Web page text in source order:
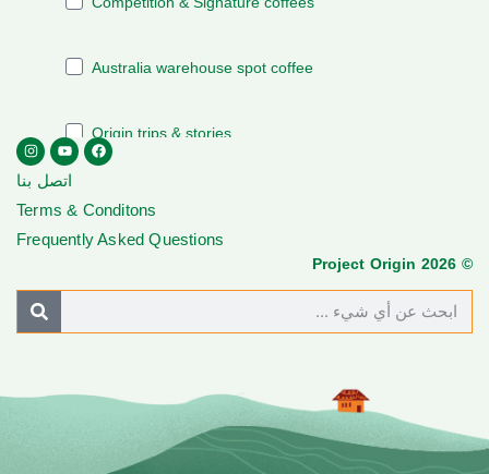
اتصل بنا
Terms & Conditons
Frequently Asked Questions
© Project Origin 2026